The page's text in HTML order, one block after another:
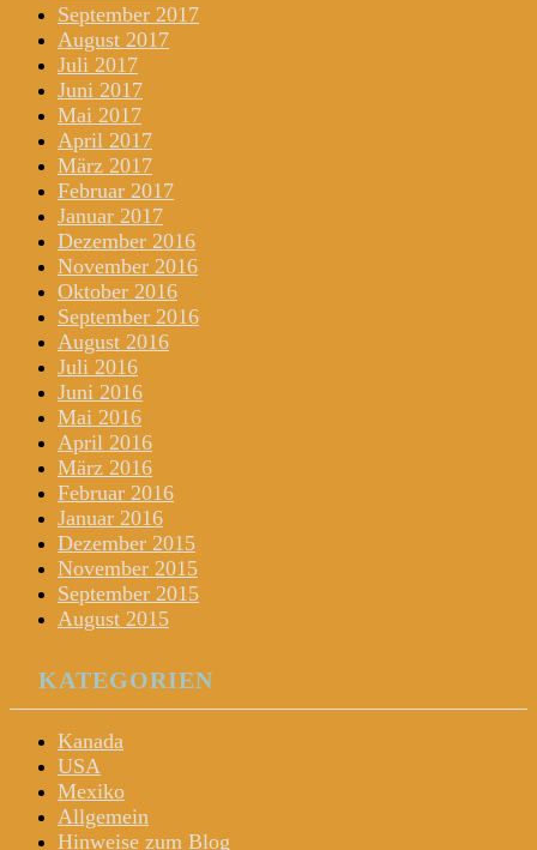
September 2017
August 2017
Juli 2017
Juni 2017
Mai 2017
April 2017
März 2017
Februar 2017
Januar 2017
Dezember 2016
November 2016
Oktober 2016
September 2016
August 2016
Juli 2016
Juni 2016
Mai 2016
April 2016
März 2016
Februar 2016
Januar 2016
Dezember 2015
November 2015
September 2015
August 2015
KATEGORIEN
Kanada
USA
Mexiko
Allgemein
Hinweise zum Blog